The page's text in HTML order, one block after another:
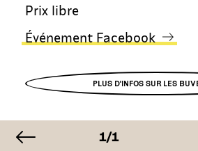
Prix libre
Événement Facebook
PLUS D'INFOS SUR LES
image précédente
IMAGE
1/1